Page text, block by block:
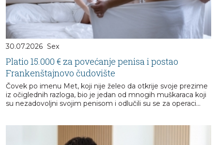
30.07.2026 Sex
Platio 15.000 € za povećanje penisa i postao
Frankenštajnovo čudovište
Čovek po imenu Met, koji nije želeo da otkrije svoje prezime
iz očiglednih razloga, bio je jedan od mnogih muškaraca koji
su nezadovoljni svojim penisom i odlučili su se za operaci...